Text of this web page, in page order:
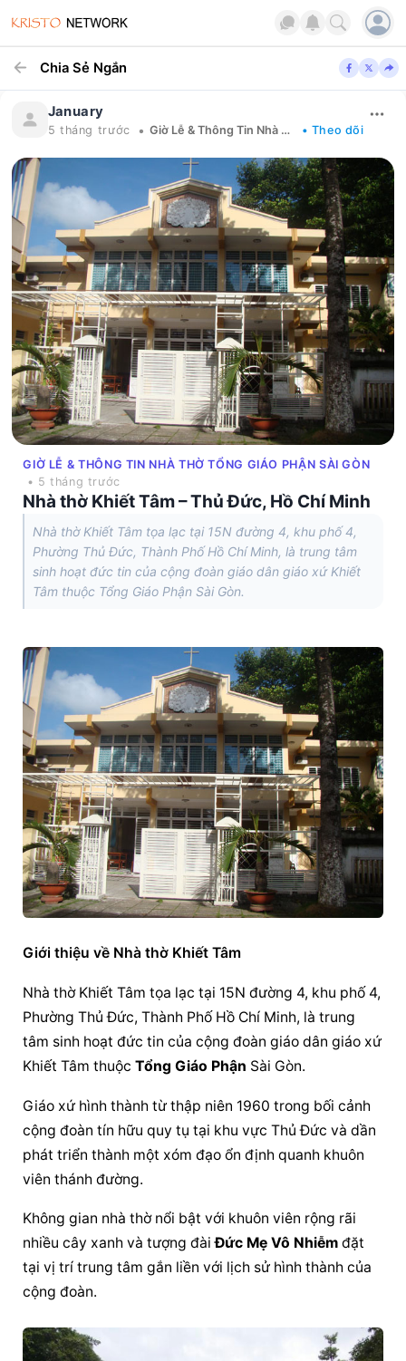
Chia Sẻ Ngắn
January
5 tháng trước • Giờ Lễ & Thông Tin Nhà Thờ Tổng Giáo Phận Sài Gòn • Theo dõi
GIỜ LỄ & THÔNG TIN NHÀ THỜ TỔNG GIÁO PHẬN SÀI GÒN
• 5 tháng trước
Nhà thờ Khiết Tâm – Thủ Đức, Hồ Chí Minh
Nhà thờ Khiết Tâm tọa lạc tại 15N đường 4, khu phố 4,
Phường Thủ Đức, Thành Phố Hồ Chí Minh, là trung tâm
sinh hoạt đức tin của cộng đoàn giáo dân giáo xứ Khiết
Tâm thuộc Tổng Giáo Phận Sài Gòn.
Giới thiệu về Nhà thờ Khiết Tâm
Nhà thờ Khiết Tâm tọa lạc tại 15N đường 4, khu phố 4,
Phường Thủ Đức, Thành Phố Hồ Chí Minh, là trung
tâm sinh hoạt đức tin của cộng đoàn giáo dân giáo xứ
Khiết Tâm thuộc Tổng Giáo Phận Sài Gòn.
Giáo xứ hình thành từ thập niên 1960 trong bối cảnh
cộng đoàn tín hữu quy tụ tại khu vực Thủ Đức và dần
phát triển thành một xóm đạo ổn định quanh khuôn
viên thánh đường.
Không gian nhà thờ nổi bật với khuôn viên rộng rãi
nhiều cây xanh và tượng đài Đức Mẹ Vô Nhiễm đặt
tại vị trí trung tâm gắn liền với lịch sử hình thành của
cộng đoàn.